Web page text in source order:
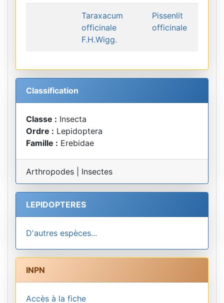
Taraxacum
officinale
F.H.Wigg.
Pissenlit
officinale
Classification
Classe : Insecta
Ordre : Lepidoptera
Famille : Erebidae
Arthropodes | Insectes
LEPIDOPTERES
D'autres espèces...
INPN
Accès à la fiche